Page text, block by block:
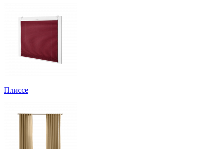
Плиссе